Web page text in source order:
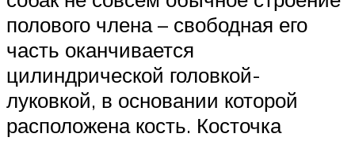
полового члена – свободная его
часть оканчивается
цилиндрической головкой-
луковкой, в основании которой
расположена кость. Косточка